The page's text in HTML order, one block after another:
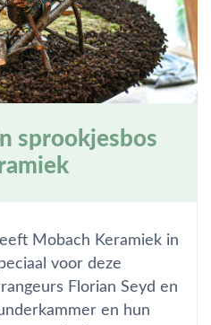
sprookjesbos
Mobach Keramiek in
voor deze
Florian Seyd en
en hun